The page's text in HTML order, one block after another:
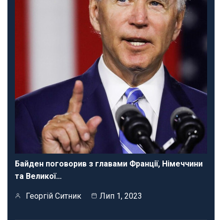
Байден поговорив з главами Франції, Німеччини
та Великої…
Георгій Ситник Лип 1, 2023